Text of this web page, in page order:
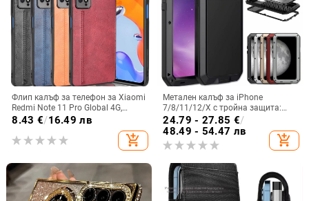
Флип калъф за телефон за Xiaomi
Redmi Note 11 Pro Global 4G,
имитационна кожа, бизнес стил
8.43 €/16.49 лв
add_shopping_cart
Метален калъф за iPhone
7/8/11/12/X с тройна защита:
удароустойчив, прахоустойчив и
запечатан
24.79 - 27.85 €/
48.49 - 54.47 лв
add_shopping_cart